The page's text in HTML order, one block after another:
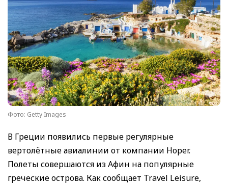
Фото: Getty Images
В Греции появились первые регулярные
вертолётные авиалинии от компании Hoper.
Полеты совершаются из Афин на популярные
греческие острова. Как сообщает Travel Leisure,